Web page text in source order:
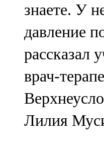
знаете. У
давление
рассказал
врач-
Лилия